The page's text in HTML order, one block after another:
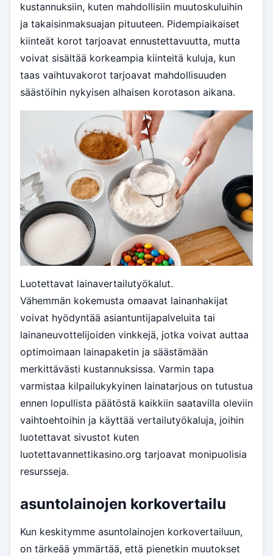
kustannuksiin, kuten mahdollisiin muutoskuluihin
ja takaisinmaksuajan pituuteen. Pidempiaikaiset
kiinteät korot tarjoavat ennustettavuutta, mutta
voivat sisältää korkeampia kiinteitä kuluja, kun
taas vaihtuvakorot tarjoavat mahdollisuuden
säästöihin nykyisen alhaisen korotason aikana.
Luotettavat lainavertailutyökalut.
Vähemmän kokemusta omaavat lainanhakijat
voivat hyödyntää asiantuntijapalveluita tai
lainaneuvottelijoiden vinkkejä, jotka voivat auttaa
optimoimaan lainapaketin ja säästämään
merkittävästi kustannuksissa. Varmin tapa
varmistaa kilpailukykyinen lainatarjous on tutustua
ennen lopullista päätöstä kaikkiin saatavilla oleviin
vaihtoehtoihin ja käyttää vertailutyökaluja, joihin
luotettavat sivustot kuten
luotettavannettikasino.org tarjoavat monipuolisia
resursseja.
asuntolainojen korkovertailu
Kun keskitymme asuntolainojen korkovertailuun,
on tärkeää ymmärtää, että pienetkin muutokset